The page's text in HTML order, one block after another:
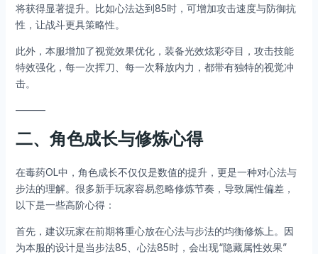
将获得显著提升。比如心法达到85时，可增加攻击速度与防御抗
性，让战斗更具策略性。
此外，本服增加了视觉效果优化，装备光效炫彩夺目，攻击技能
特效强化，每一次挥刀、每一次释放内力，都带有独特的视觉冲
击。
———
二、角色成长与修炼心得
在毒药OL中，角色成长不仅仅是数值的提升，更是一种对心法与
步法的理解。很多新手玩家容易忽略修炼节奏，导致属性偏差，
以下是一些高阶心得：
首先，建议玩家在前期将重心放在心法与步法的均衡修炼上。因
为本服的设计是当步法85、心法85时，会出现“隐藏属性效果”